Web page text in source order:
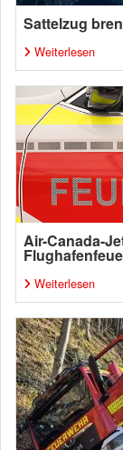
Sattelzug
Weiterlesen
Air-Canada-
Weiterlesen